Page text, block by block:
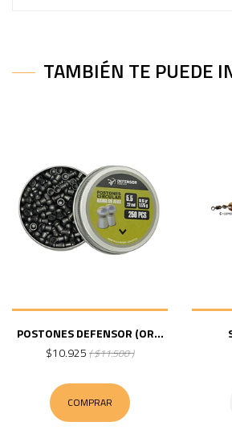
TAMBIÉN TE PUEDE
POSTONES DEFENSOR (OR...
$10.925 ( $11.500 )
COMPRAR